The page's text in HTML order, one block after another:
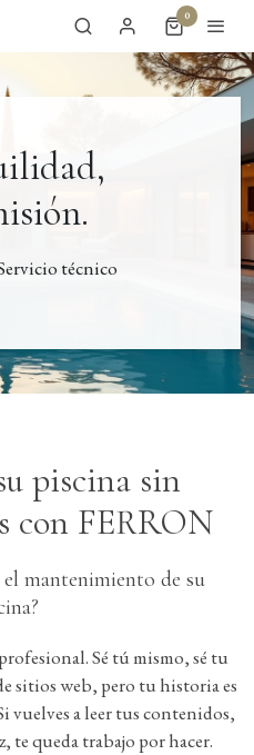
0
técnico
piscina sin
con FERRON
mantenimiento de su
Sé tú mismo, sé tu
sitios web, pero tu historia es
vuelves a leer tus contenidos,
te queda trabajo por hacer.